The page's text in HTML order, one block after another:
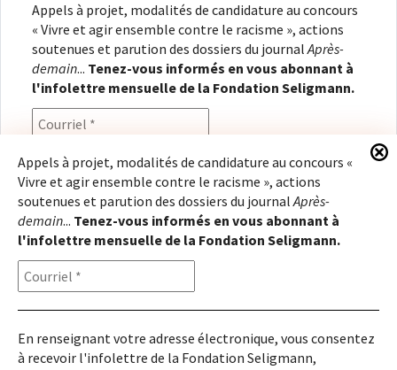
Appels à projet, modalités de candidature au concours
« Vivre et agir ensemble contre le racisme », actions
soutenues et parution des dossiers du journalAprès-
demain... Tenez-vous informés en vous abonnant à
l'infolettre mensuelle de la Fondation Seligmann.
En renseignant votre adresse électronique, vous
consentez à recevoir l'infolettre de la Fondation
Seligmann, conformément à notrepolitique de
confidentialité. Il vous sera possible de vous
désabonner à tout moment.
Copyright © 2026Fondation Seligmann|Mentions légales|Crédits
Appels à projet, modalités de candidature au concours «
Vivre et agir ensemble contre le racisme », actions
soutenues et parution des dossiers du journalAprès-
demain... Tenez-vous informés en vous abonnant à
l'infolettre mensuelle de la Fondation Seligmann.
En renseignant votre adresse électronique, vous consentez
à recevoir l'infolettre de la Fondation Seligmann,